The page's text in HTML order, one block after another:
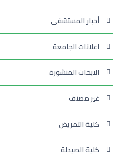
أخبار المستشفى
اعلانات الجامعة
الابحاث المنشورة
غير مصنف
كلية التمريض
كلية الصيدلة